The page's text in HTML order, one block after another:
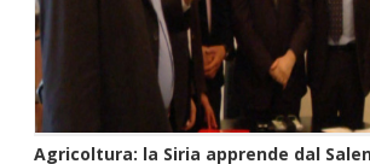
Agricoltura: la Siria apprende dal